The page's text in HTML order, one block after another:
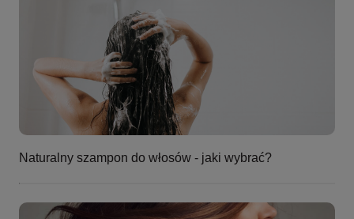
Naturalny szampon do włosów - jaki wybrać?